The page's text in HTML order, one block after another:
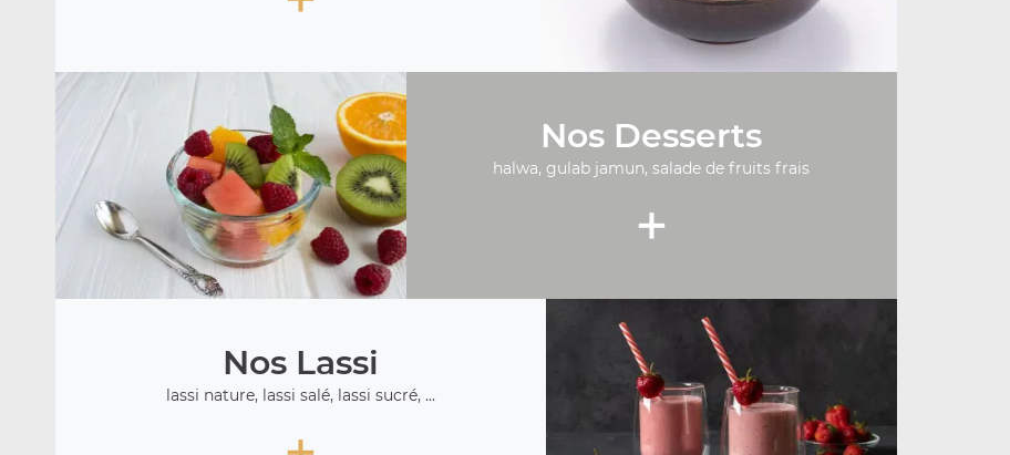
Nos Desserts
halwa, gulab jamun, salade de fruits frais
+
Nos Lassi
lassi nature, lassi salé, lassi sucré, ...